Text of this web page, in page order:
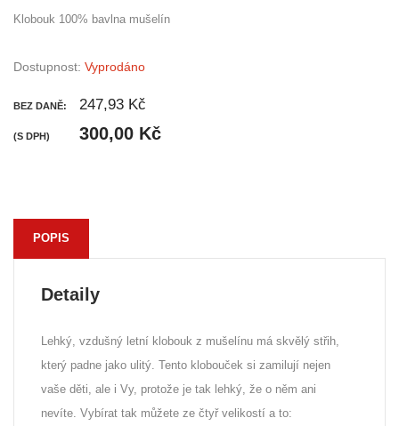
Klobouk 100% bavlna mušelín
Dostupnost: Vyprodáno
BEZ DANĚ: 247,93 Kč
(S DPH) 300,00 Kč
POPIS
Detaily
Lehký, vzdušný letní klobouk z mušelínu má skvělý střih,
který padne jako ulitý. Tento klobouček si zamilují nejen
vaše děti, ale i Vy, protože je tak lehký, že o něm ani
nevíte. Vybírat tak můžete ze čtyř velikostí a to: